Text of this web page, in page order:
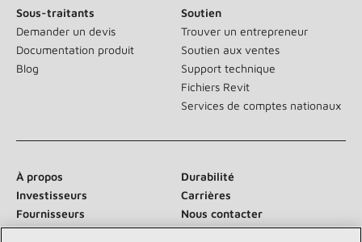
Sous-traitants
Demander un devis
Documentation produit
Blog
Soutien
Trouver un entrepreneur
Soutien aux ventes
Support technique
Fichiers Revit
Services de comptes nationaux
À propos
Durabilité
Investisseurs
Carrières
Fournisseurs
Nous contacter
Salle de presse